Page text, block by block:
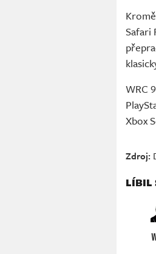
Safari
WRC
Xbox
Zdroj:
LÍBIL